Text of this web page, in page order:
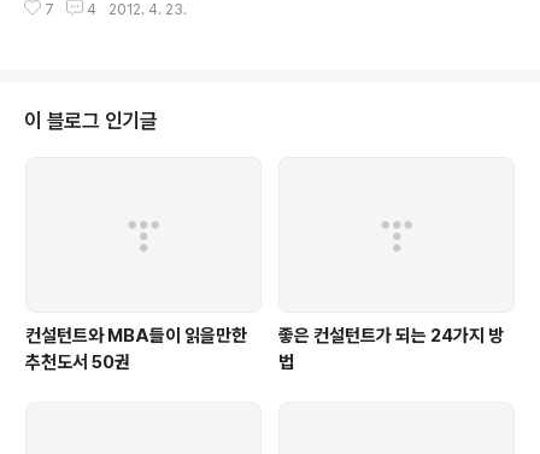
못하면 평생하기 어려운 일이다. 2. 컨설팅의 기초 원리를 완전히 이해해야 한
을 키워야 한다. 다른 사람의 장표에서 배운다. 6. 수학을 잘 해야 한다. 수학을
못하면 값싼 쉬운 컨설팅 밖에 못한다. 7. 좋은..
7 4 2012. 4. 23.
이 블로그 인기글
컨설턴트와 MBA들이 읽을만한
추천도서 50권
좋은 컨설턴트가 되는 24가지 방
법